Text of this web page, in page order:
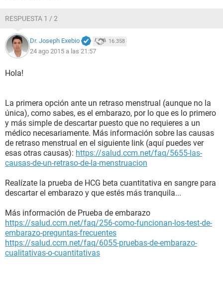
RESPUESTA 1 / 2
Dr. Joseph Exebio 16.358
24 ago 2015 a las 21:57
Hola!
La primera opción ante un retraso menstrual (aunque no la
única), como sabes, es el embarazo, por lo que es lo primero
y más simple de descartar puesto que no requieres a un
médico necesariamente. Más información sobre las causas
de retraso menstrual en el siguiente link (aquí puedes ver
esas otras causas): https://salud.ccm.net/faq/5655-las-
causas-de-un-retraso-de-la-menstruacion
Realízate la prueba de HCG beta cuantitativa en sangre para
descartar el embarazo y que estés más tranquila...
Más información de Prueba de embarazo
https://salud.ccm.net/faq/256-como-funcionan-los-test-de-
embarazo-preguntas-frecuentes
https://salud.ccm.net/faq/6055-pruebas-de-embarazo-
cualitativas-o-cuantitativas